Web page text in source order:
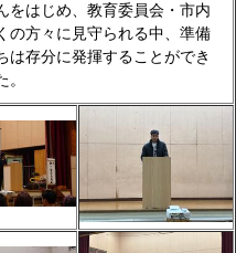
をはじめ、教育委員会・市内
の方々に見守られる中、準備
は存分に発揮することができ